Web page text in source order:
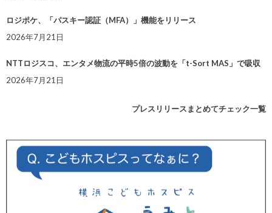
ロジポケ、「パスキー認証（MFA）」機能をリリース
2026年7月21日
NTTロジスコ、エンタメ物流の平時5倍の波動を「t-Sort MAS」で吸収
2026年7月21日
プレスリリースまとめてチェック一覧